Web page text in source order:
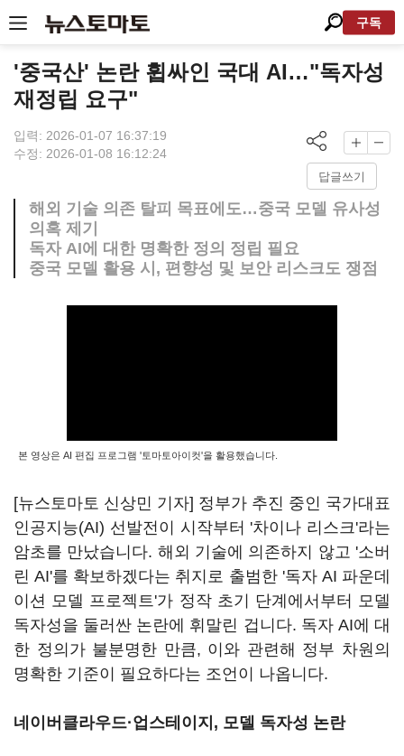
구독
'중국산' 논란 휩싸인 국대 AI…"독자성
재정립 요구"
입력: 2026-01-07 16:37:19
수정: 2026-01-08 16:12:24
답글쓰기
해외 기술 의존 탈피 목표에도…중국 모델 유사성
의혹 제기
독자 AI에 대한 명확한 정의 정립 필요
중국 모델 활용 시, 편향성 및 보안 리스크도 쟁점
본 영상은 AI 편집 프로그램 '토마토아이컷'을 활용했습니다.
[뉴스토마토 신상민 기자] 정부가 추진 중인 국가대표
인공지능(AI) 선발전이 시작부터 '차이나 리스크'라는
암초를 만났습니다. 해외 기술에 의존하지 않고 '소버
린 AI'를 확보하겠다는 취지로 출범한 '독자 AI 파운데
이션 모델 프로젝트'가 정작 초기 단계에서부터 모델
독자성을 둘러싼 논란에 휘말린 겁니다. 독자 AI에 대
한 정의가 불분명한 만큼, 이와 관련해 정부 차원의
명확한 기준이 필요하다는 조언이 나옵니다.
네이버클라우드·업스테이지, 모델 독자성 논란